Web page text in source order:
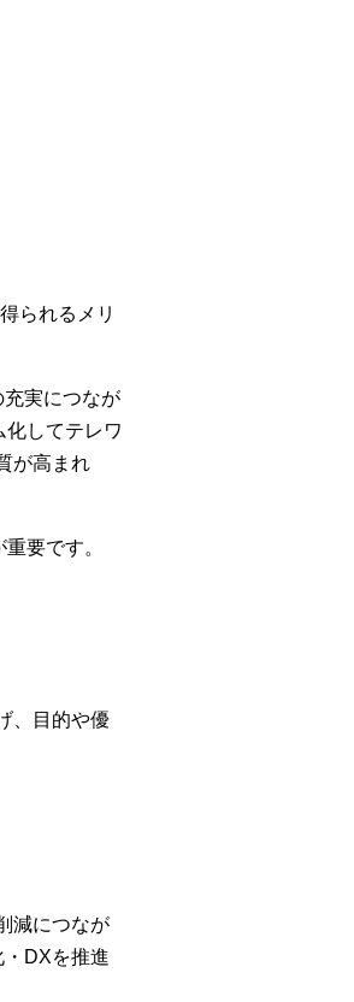
られるメリ
実につなが
してテレワ
が高まれ
要です。
、目的や優
減につなが
DXを推進